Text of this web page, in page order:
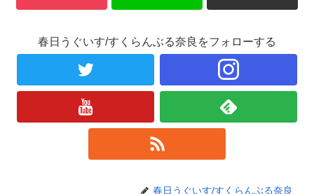
春日うぐいす/すくらんぶる奈良をフォローする
春日うぐいす/すくらんぶる奈良